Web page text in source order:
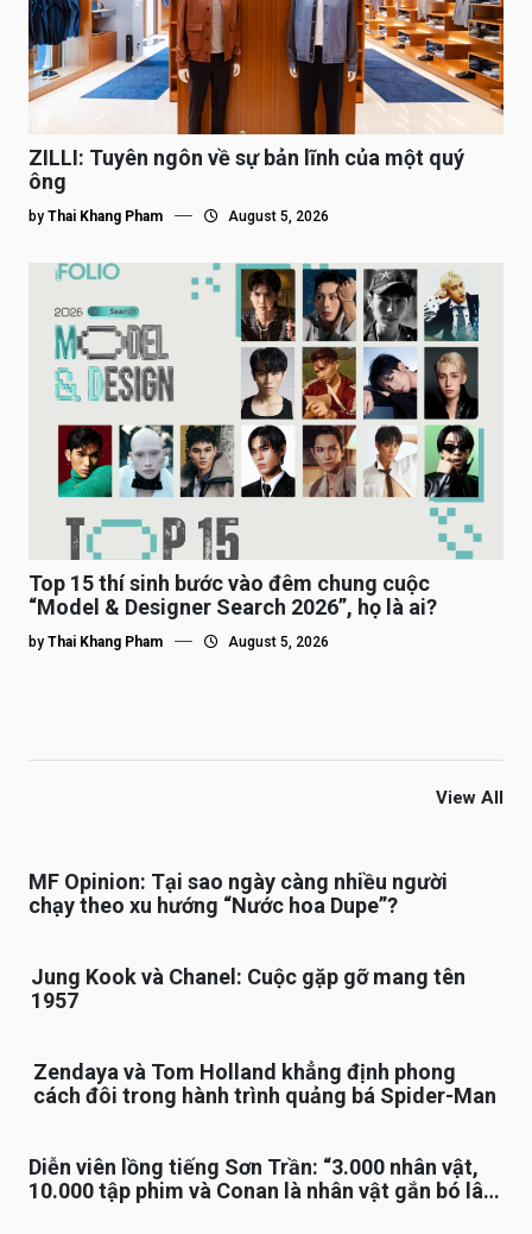
ZILLI: Tuyên ngôn về sự bản lĩnh của một quý
ông
by Thai Khang Pham August 5, 2026
Top 15 thí sinh bước vào đêm chung cuộc
“Model & Designer Search 2026”, họ là ai?
by Thai Khang Pham August 5, 2026
View All
MF Opinion: Tại sao ngày càng nhiều người
chạy theo xu hướng “Nước hoa Dupe”?
Jung Kook và Chanel: Cuộc gặp gỡ mang tên
1957
Zendaya và Tom Holland khẳng định phong
cách đôi trong hành trình quảng bá Spider-Man
Diễn viên lồng tiếng Sơn Trần: “3.000 nhân vật,
10.000 tập phim và Conan là nhân vật gắn bó lâu